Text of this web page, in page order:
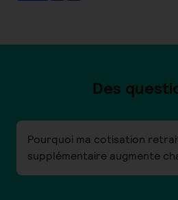
Des
Pourquoi ma cotisation
supplémentaire augmente